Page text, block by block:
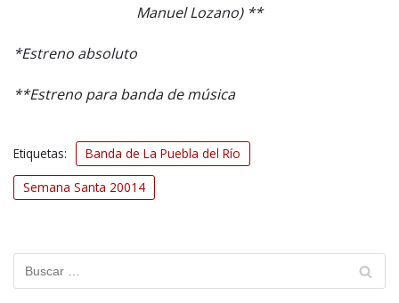
Manuel Lozano) **
*Estreno absoluto
**Estreno para banda de música
Etiquetas:
Banda de La Puebla del Río
Semana Santa 20014